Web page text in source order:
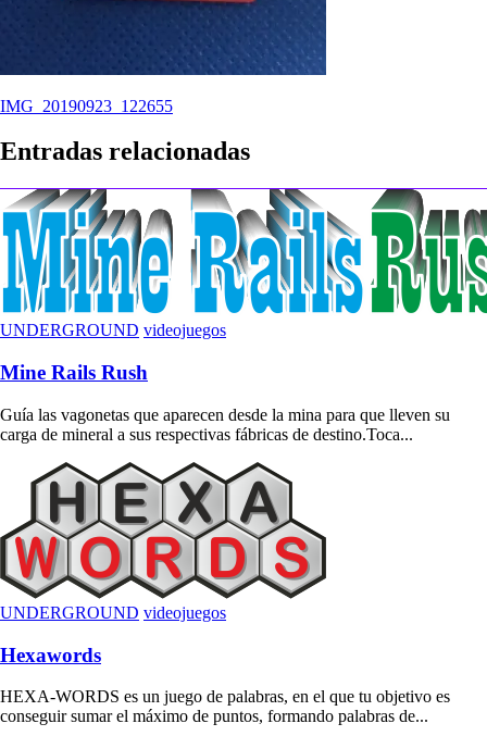
Navegación
de
entradas
IMG_20190923_122655
Entradas relacionadas
UNDERGROUND videojuegos
Mine Rails Rush
Guía las vagonetas que aparecen desde la mina para que lleven su
carga de mineral a sus respectivas fábricas de destino.Toca...
UNDERGROUND videojuegos
Hexawords
HEXA-WORDS es un juego de palabras, en el que tu objetivo es
conseguir sumar el máximo de puntos, formando palabras de...